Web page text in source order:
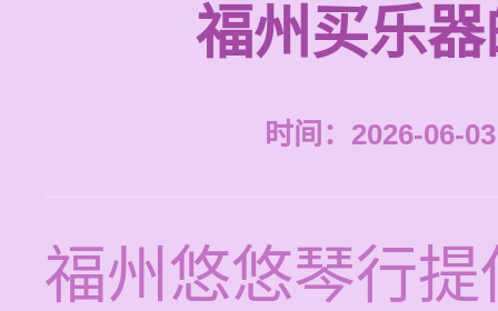
福州买乐
时间：2026-06-
福州悠悠琴行